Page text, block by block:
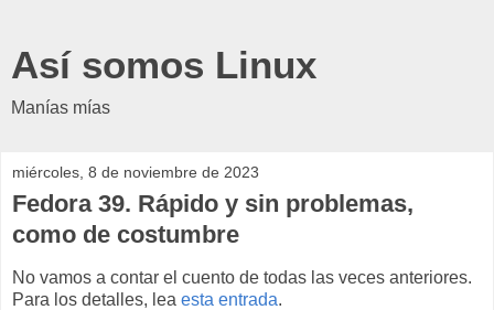
Así somos Linux
Manías mías
miércoles, 8 de noviembre de 2023
Fedora 39. Rápido y sin problemas,
como de costumbre
No vamos a contar el cuento de todas las veces anteriores.
Para los detalles, lea esta entrada.